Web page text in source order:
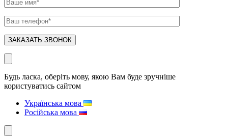
Будь ласка, оберіть мову, якою Вам буде зручніше
користуватись сайтом
Українська мова
Російська мова